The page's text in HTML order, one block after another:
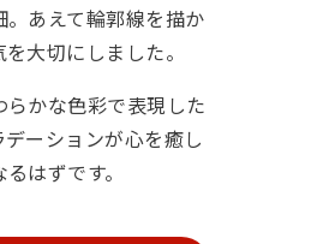
あえて輪郭線を描か
大切にしました。
かな色彩で表現した
ーションが心を癒し
はずです。